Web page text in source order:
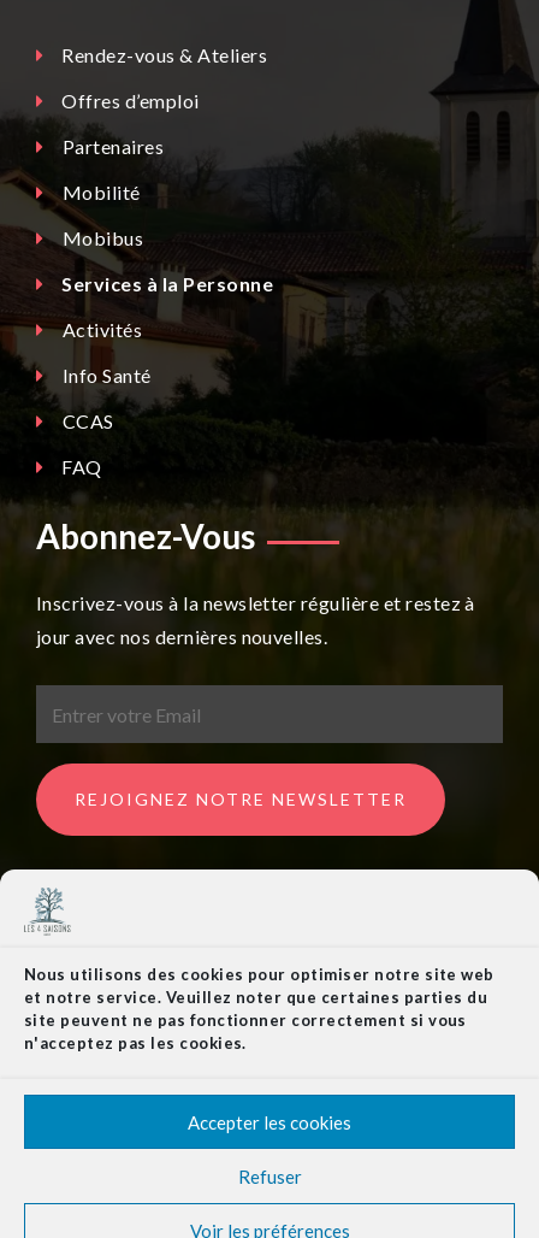
Nous utilisons des cookies pour optimiser notre site web
et notre service. Veuillez noter que certaines parties du
site peuvent ne pas fonctionner correctement si vous
n'acceptez pas les cookies.
Accepter les cookies
Refuser
Voir les préférences
Rendez-vous & Ateliers
Offres d’emploi
Partenaires
Mobilité
Mobibus
Services à la Personne
Activités
Info Santé
CCAS
FAQ
Abonnez-Vous
Inscrivez-vous à la newsletter régulière et restez à
jour avec nos dernières nouvelles.
REJOIGNEZ NOTRE NEWSLETTER
Copyright 2024 - Les 4 Saisons | Tous droits réservés
Cookies
mentions légales
Politique de
confidentialité
Politique de cookies (UE)